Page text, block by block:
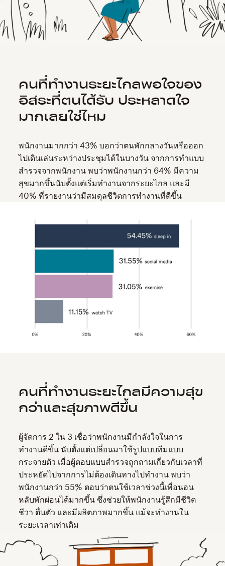
คนที่ทำงานระยะไกลพอใจของ
อิสระที่ตนได้รับ ประหลาดใจ
มากเลยใช่ไหม
พนักงานมากกว่า 43% บอกว่าตนพักกลางวันหรือออก
ไปเดินเล่นระหว่างประชุมได้ในบางวัน จากการทำแบบ
สำรวจจากพนักงาน พบว่าพนักงานกว่า 64% มีความ
สุขมากขึ้นนับตั้งแต่เริ่มทำงานจากระยะไกล และมี
40% ที่รายงานว่ามีสมดุลชีวิตการทำงานที่ดีขึ้น
คนที่ทำงานระยะไกลมีความสุข
กว่าและสุขภาพดีขึ้น
ผู้จัดการ 2 ใน 3 เชื่อว่าพนักงานมีกำลังใจในการ
ทำงานดีขึ้น นับตั้งแต่เปลี่ยนมาใช้รูปแบบทีมแบบ
กระจายตัว เมื่อผู้ตอบแบบสำรวจถูกถามเกี่ยวกับเวลาที่
ประหยัดไปจากการไม่ต้องเดินทางไปทำงาน พบว่า
พนักงานกว่า 55% ตอบว่าตนใช้เวลาช่วงนี้เพื่อนอน
หลับพักผ่อนได้มากขึ้น ซึ่งช่วยให้พนักงานรู้สึกมีชีวิต
ชีวา ตื่นตัว และมีผลิตภาพมากขึ้น แม้จะทำงานใน
ระยะเวลาเท่าเดิม